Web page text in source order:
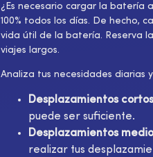
¿Es necesario cargar la batería
100% todos los días. De hecho,
vida útil de la batería. Reserva
viajes largos.
Analiza tus necesidades diarias
Desplazamientos
puede ser suficiente.
Desplazamientos
realizar tus